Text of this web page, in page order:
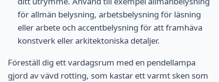
för allmän belysning, arbetsbelysning för läsning
eller arbete och accentbelysning för att framhäva
konstverk eller arkitektoniska detaljer.
Föreställ dig ett vardagsrum med en pendellampa
gjord av vävd rotting, som kastar ett varmt sken som